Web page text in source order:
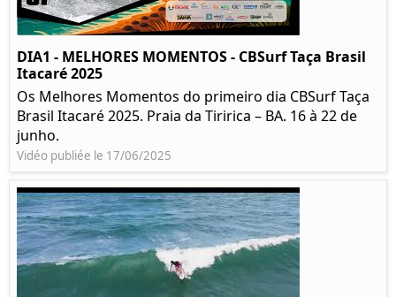
DIA1 - MELHORES MOMENTOS - CBSurf Taça Brasil
Itacaré 2025
Os Melhores Momentos do primeiro dia CBSurf Taça
Brasil Itacaré 2025. Praia da Tiririca – BA. 16 à 22 de
junho.
Vidéo publiée le 17/06/2025